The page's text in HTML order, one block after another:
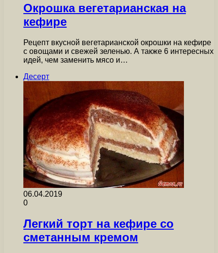
Окрошка вегетарианская на
кефире
Рецепт вкусной вегетарианской окрошки на кефире
с овощами и свежей зеленью. А также 6 интересных
идей, чем заменить мясо и…
Десерт
06.04.2019
0
Легкий торт на кефире со
сметанным кремом